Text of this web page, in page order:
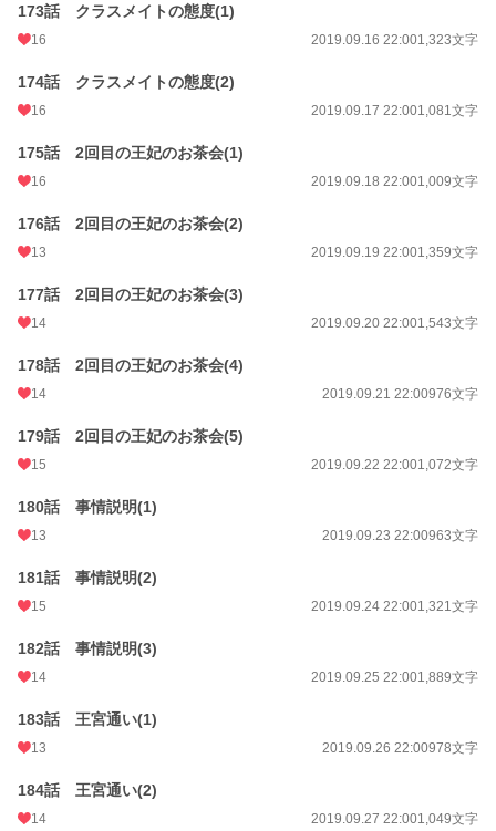
173話 クラスメイトの態度(1)
16 2019.09.16 22:001,323文字
174話 クラスメイトの態度(2)
16 2019.09.17 22:001,081文字
175話 2回目の王妃のお茶会(1)
16 2019.09.18 22:001,009文字
176話 2回目の王妃のお茶会(2)
13 2019.09.19 22:001,359文字
177話 2回目の王妃のお茶会(3)
14 2019.09.20 22:001,543文字
178話 2回目の王妃のお茶会(4)
14 2019.09.21 22:00976文字
179話 2回目の王妃のお茶会(5)
15 2019.09.22 22:001,072文字
180話 事情説明(1)
13 2019.09.23 22:00963文字
181話 事情説明(2)
15 2019.09.24 22:001,321文字
182話 事情説明(3)
14 2019.09.25 22:001,889文字
183話 王宮通い(1)
13 2019.09.26 22:00978文字
184話 王宮通い(2)
14 2019.09.27 22:001,049文字